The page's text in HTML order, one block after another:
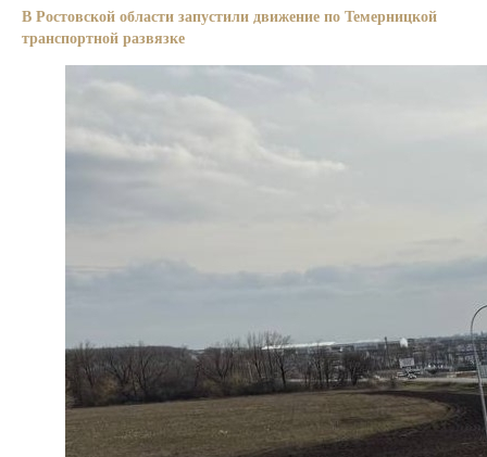
В Ростовской области запустили движение по Темерницкой
транспортной развязке